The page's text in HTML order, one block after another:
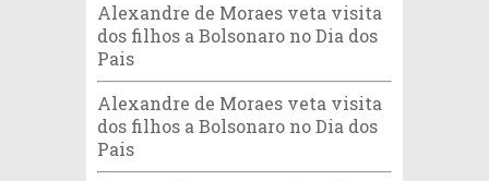
Alexandre de Moraes veta visita
dos filhos a Bolsonaro no Dia dos
Pais
Alexandre de Moraes veta visita
dos filhos a Bolsonaro no Dia dos
Pais